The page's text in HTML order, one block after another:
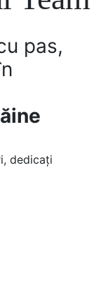
pas,
dedicați